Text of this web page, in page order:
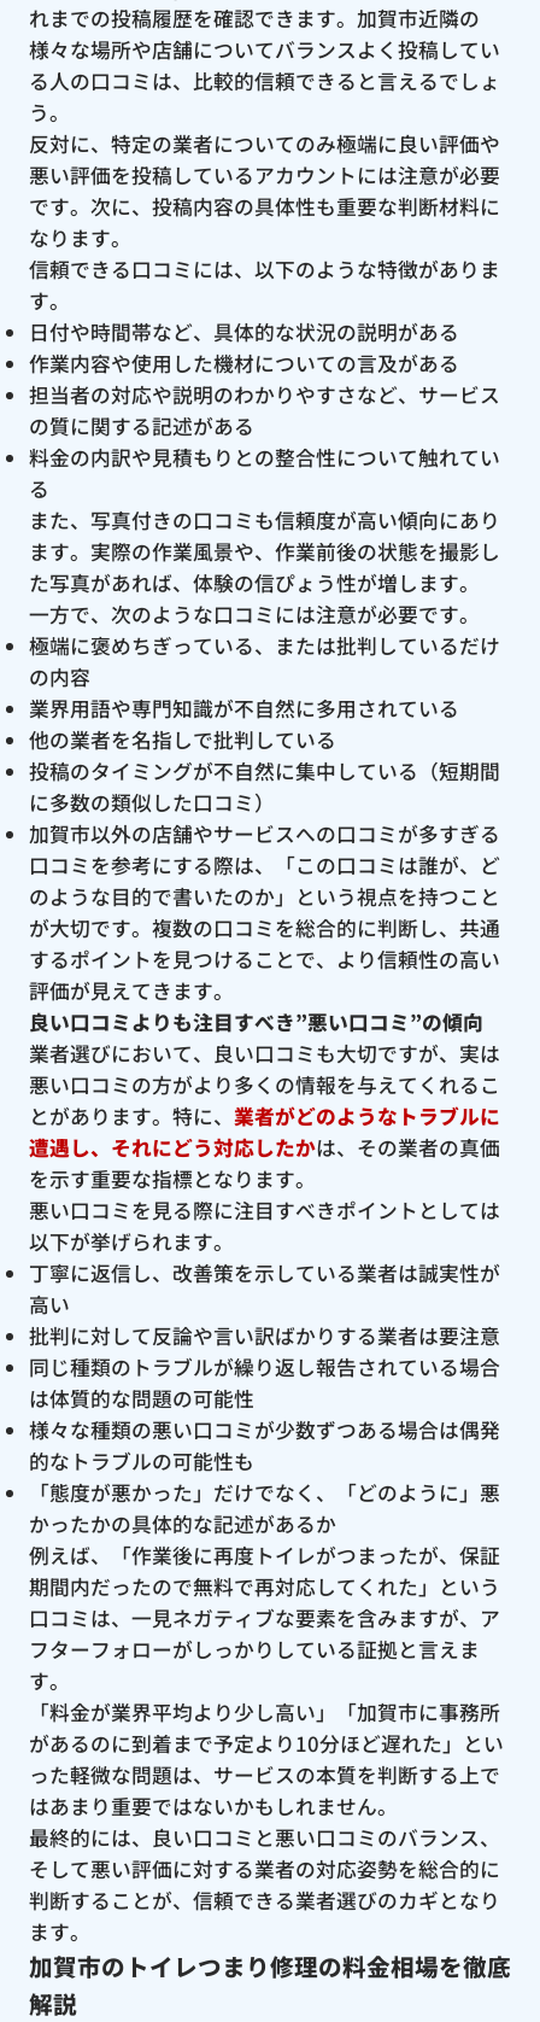
れまでの投稿履歴を確認できます。加賀市近隣の
様々な場所や店舗についてバランスよく投稿してい
る人の口コミは、比較的信頼できると言えるでしょ
う。
反対に、特定の業者についてのみ極端に良い評価や
悪い評価を投稿しているアカウントには注意が必要
です。次に、投稿内容の具体性も重要な判断材料に
なります。
信頼できる口コミには、以下のような特徴がありま
す。
日付や時間帯など、具体的な状況の説明がある
作業内容や使用した機材についての言及がある
担当者の対応や説明のわかりやすさなど、サービス
の質に関する記述がある
料金の内訳や見積もりとの整合性について触れてい
る
また、写真付きの口コミも信頼度が高い傾向にあり
ます。実際の作業風景や、作業前後の状態を撮影し
た写真があれば、体験の信ぴょう性が増します。
一方で、次のような口コミには注意が必要です。
極端に褒めちぎっている、または批判しているだけ
の内容
業界用語や専門知識が不自然に多用されている
他の業者を名指しで批判している
投稿のタイミングが不自然に集中している（短期間
に多数の類似した口コミ）
加賀市以外の店舗やサービスへの口コミが多すぎる
口コミを参考にする際は、「この口コミは誰が、ど
のような目的で書いたのか」という視点を持つこと
が大切です。複数の口コミを総合的に判断し、共通
するポイントを見つけることで、より信頼性の高い
評価が見えてきます。
良い口コミよりも注目すべき”悪い口コミ”の傾向
業者選びにおいて、良い口コミも大切ですが、実は
悪い口コミの方がより多くの情報を与えてくれるこ
とがあります。特に、 業者がどのようなトラブルに
遭遇し、それにどう対応したかは、その業者の真価
を示す重要な指標となります。
悪い口コミを見る際に注目すべきポイントとしては
以下が挙げられます。
丁寧に返信し、改善策を示している業者は誠実性が
高い
批判に対して反論や言い訳ばかりする業者は要注意
同じ種類のトラブルが繰り返し報告されている場合
は体質的な問題の可能性
様々な種類の悪い口コミが少数ずつある場合は偶発
的なトラブルの可能性も
「態度が悪かった」だけでなく、「どのように」悪
かったかの具体的な記述があるか
例えば、「作業後に再度トイレがつまったが、保証
期間内だったので無料で再対応してくれた」という
口コミは、一見ネガティブな要素を含みますが、ア
フターフォローがしっかりしている証拠と言えま
す。
「料金が業界平均より少し高い」「加賀市に事務所
があるのに到着まで予定より10分ほど遅れた」とい
った軽微な問題は、サービスの本質を判断する上で
はあまり重要ではないかもしれません。
最終的には、良い口コミと悪い口コミのバランス、
そして悪い評価に対する業者の対応姿勢を総合的に
判断することが、信頼できる業者選びのカギとなり
ます。
加賀市のトイレつまり修理の料金相場を徹底
解説